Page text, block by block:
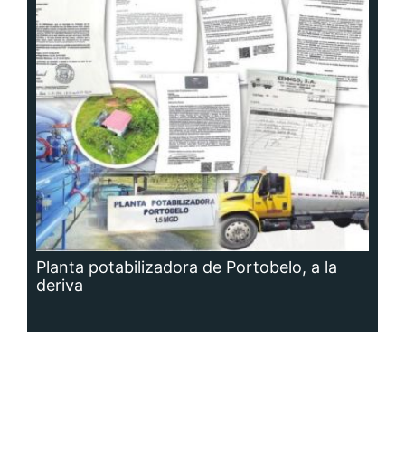
Planta potabilizadora de Portobelo, a la
deriva